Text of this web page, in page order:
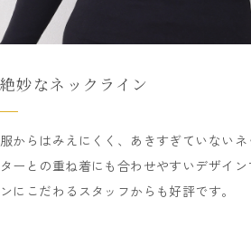
絶妙なネックライン
服からはみえにくく、あきすぎていない
ターとの重ね着にも合わせやすいデザイ
ンにこだわるスタッフからも好評です。